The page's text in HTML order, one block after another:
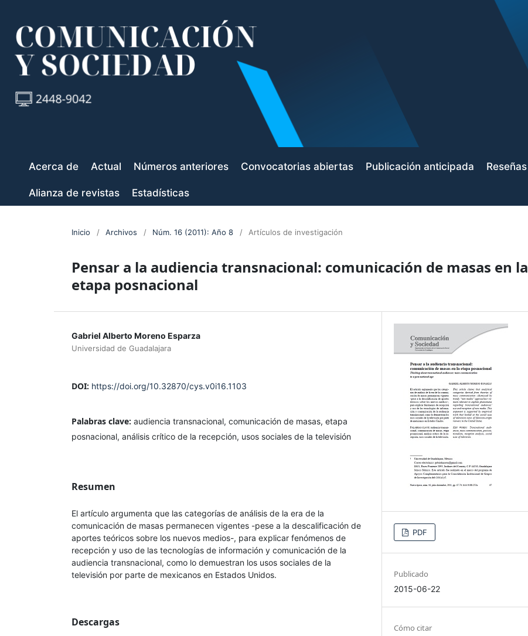
Acerca de Actual Números anteriores Convocatorias abiertas Publicación anticipada Reseñas
Alianza de revistas Estadísticas
Inicio / Archivos / Núm. 16 (2011): Año 8 / Artículos de investigación
Pensar a la audiencia transnacional: comunicación de masas en la
etapa posnacional
Gabriel Alberto Moreno Esparza
Universidad de Guadalajara
DOI: https://doi.org/10.32870/cys.v0i16.1103
Palabras clave: audiencia transnacional, comunicación de masas, etapa
posnacional, análisis crítico de la recepción, usos sociales de la televisión
Resumen
El artículo argumenta que las categorías de análisis de la era de la
comunicación de masas permanecen vigentes -pese a la descalificación de
aportes teóricos sobre los nuevos medios-, para explicar fenómenos de
recepción y uso de las tecnologías de información y comunicación de la
audiencia transnacional, como lo demuestran los usos sociales de la
televisión por parte de mexicanos en Estados Unidos.
Descargas
PDF
Publicado
2015-06-22
Cómo citar